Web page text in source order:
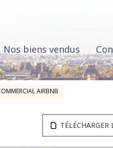
Nos biens vendus
AIRBNB
TÉLÉCHARGER